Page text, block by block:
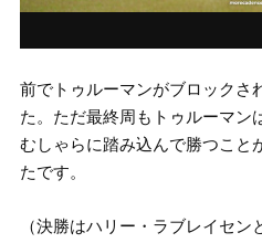
前でトゥルーマンがブロックさ
た。ただ最終周もトゥルーマン
むしゃらに踏み込んで勝つこと
たです。
（決勝はハリー・ラブレイセ